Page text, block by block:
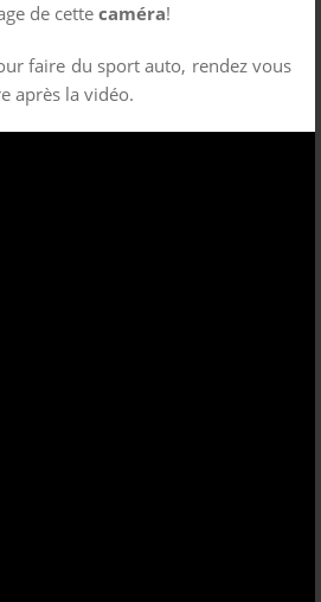
de cette caméra!
faire du sport auto, rendez vous
après la vidéo.